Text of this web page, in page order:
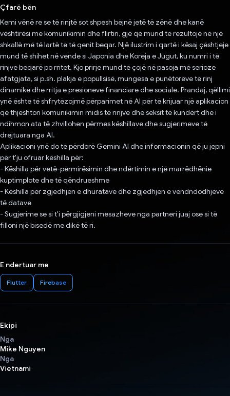
Çfarë bën
Kemi vënë re se të rinjtë sot shpesh bëjnë jetë të zënë dhe kanë
vështirësi me komunikimin dhe flirtin, gjë që mund të rezultojë në një
shkallë më të lartë të të qenit beqar. Një ilustrim i qartë i kësaj çështjeje
mund të shihet në vende si Japonia dhe Koreja e Jugut, ku numri i të
rinjve beqarë po rritet. Kjo prirje mund të çojë në pasoja më serioze
afatgjata, si p.sh. plakja e popullsisë, mungesa e punëtorëve të rinj
dinamikë dhe rritja e presioneve financiare dhe sociale. Prandaj, qëllimi
ynë është të shfrytëzojmë përparimet në AI për të krijuar një aplikacion
që thjeshton komunikimin midis të rinjve dhe seksit të kundërt dhe i
ndihmon ata të zhvillohen përmes këshillave dhe sugjerimeve të
drejtuara nga AI.
Aplikacioni ynë do të përdorë Gemini AI dhe informacionin që ju jepni
për t'ju ofruar këshilla për:
- Këshilla për vetë-përmirësimin dhe ndërtimin e një marrëdhënie
kuptimplote dhe të qëndrueshme
- Këshilla për zgjedhjen e dhuratave dhe zgjedhjen e vendndodhjeve
të datave
- Sugjerime se si t'i përgjigjeni mesazheve nga partneri juaj ose si të
filloni një bisedë me dikë të ri.
E ndertuar me
Flutter Firebase
Ekipi
Nga
Mike Nguyen
Nga
Vietnami